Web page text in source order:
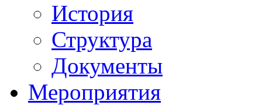
История
Структура
Документы
Мероприятия